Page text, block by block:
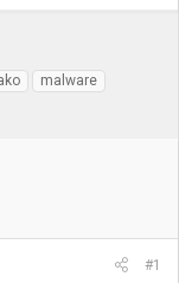
malware
#1